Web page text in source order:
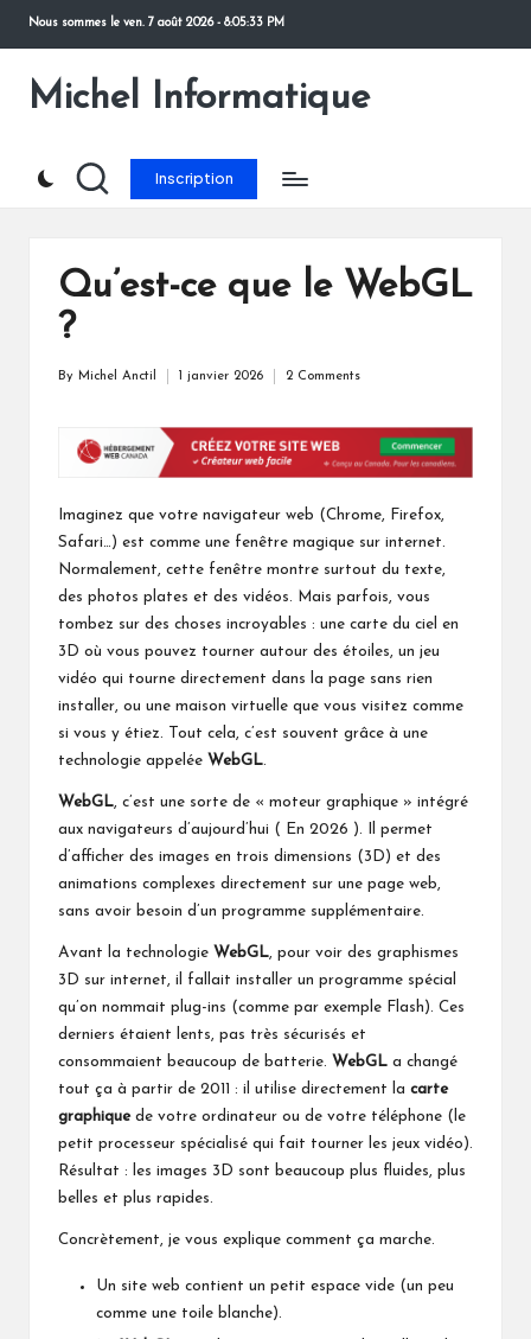
Skip
content
Nous sommes le ven. 7 août 2026- 8:05:33 PM
Michel Informatique
Inscription
Qu’est-ce que le WebGL
?
By Michel Anctil 1 janvier 2026 2 Comments
Imaginez que votre navigateur web (Chrome, Firefox,
Safari…) est comme une fenêtre magique sur internet.
Normalement, cette fenêtre montre surtout du texte,
des photos plates et des vidéos. Mais parfois, vous
tombez sur des choses incroyables : une carte du ciel en
3D où vous pouvez tourner autour des étoiles, un jeu
vidéo qui tourne directement dans la page sans rien
installer, ou une maison virtuelle que vous visitez comme
si vous y étiez. Tout cela, c’est souvent grâce à une
technologie appelée WebGL.
WebGL, c’est une sorte de « moteur graphique » intégré
aux navigateurs d’aujourd’hui ( En 2026 ). Il permet
d’afficher des images en trois dimensions (3D) et des
animations complexes directement sur une page web,
sans avoir besoin d’un programme supplémentaire.
Avant la technologie WebGL, pour voir des graphismes
3D sur internet, il fallait installer un programme spécial
qu’on nommait plug-ins (comme par exemple Flash). Ces
derniers étaient lents, pas très sécurisés et
consommaient beaucoup de batterie. WebGL a changé
tout ça à partir de 2011 : il utilise directement la carte
graphiquede votre ordinateur ou de votre téléphone (le
petit processeur spécialisé qui fait tourner les jeux vidéo).
Résultat : les images 3D sont beaucoup plus fluides, plus
belles et plus rapides.
Concrètement, je vous explique comment ça marche.
Un site web contient un petit espace vide (un peu
comme une toile blanche).